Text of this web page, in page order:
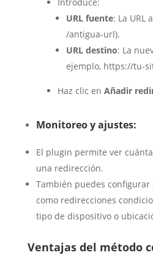
URL fuente: La URL
/antigua-url).
URL destino: La
ejemplo, https://tu-
Haz clic en Añadir
Monitoreo y ajustes:
El plugin permite ver
una redirección.
También puedes configurar
como redirecciones
tipo de dispositivo o
Ventajas del método